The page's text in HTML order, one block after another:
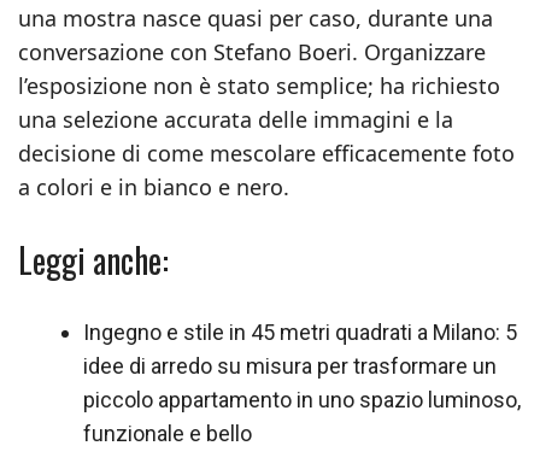
una mostra nasce quasi per caso, durante una
conversazione con Stefano Boeri. Organizzare
l’esposizione non è stato semplice; ha richiesto
una selezione accurata delle immagini e la
decisione di come mescolare efficacemente foto
a colori e in bianco e nero.
Leggi anche:
Ingegno e stile in 45 metri quadrati a Milano: 5
idee di arredo su misura per trasformare un
piccolo appartamento in uno spazio luminoso,
funzionale e bello